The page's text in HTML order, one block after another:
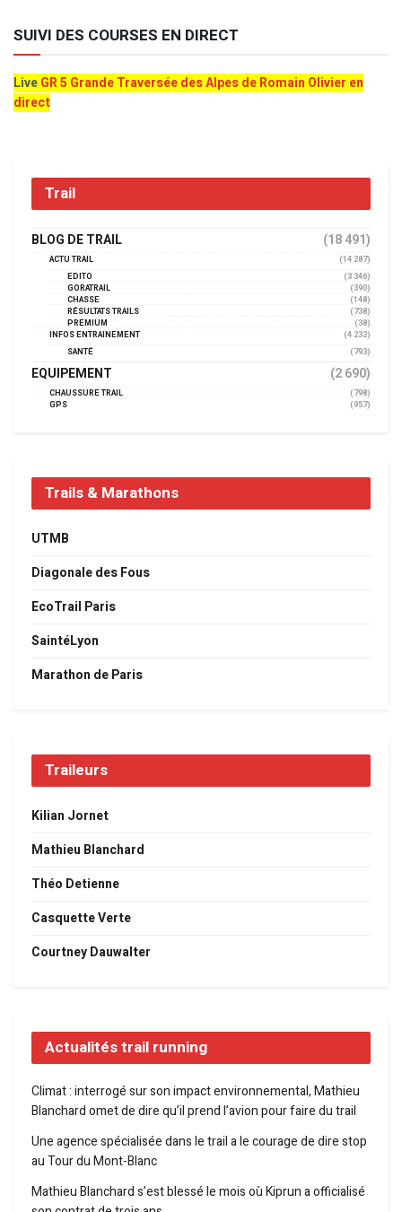
SUIVI DES COURSES EN DIRECT
LiveGR 5 Grande Traversée des Alpes de Romain Olivier en
direct
Trail
BLOG DE TRAIL (18 491)
ACTU TRAIL
(14 287)
EDITO
(3 346)
GORATRAIL
(390)
CHASSE
(148)
RÉSULTATS TRAILS
(738)
PREMIUM
(38)
INFOS ENTRAINEMENT
(4 232)
SANTÉ
(793)
EQUIPEMENT (2 690)
CHAUSSURE TRAIL
(798)
GPS
(957)
Trails & Marathons
UTMB
Diagonale des Fous
EcoTrail Paris
SaintéLyon
Marathon de Paris
Traileurs
Kilian Jornet
Mathieu Blanchard
Théo Detienne
Casquette Verte
Courtney Dauwalter
Actualités trail running
Climat : interrogé sur son impact environnemental, Mathieu
Blanchard omet de dire qu’il prend l’avion pour faire du trail
Une agence spécialisée dans le trail a le courage de dire stop
au Tour du Mont-Blanc
Mathieu Blanchard s’est blessé le mois où Kiprun a officialisé